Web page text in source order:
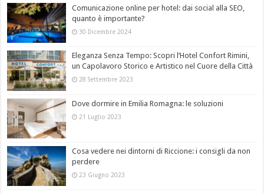
Comunicazione online per hotel: dai social alla SEO,
quanto è importante?
30 Dicembre 2024
Eleganza Senza Tempo: Scopri l’Hotel Confort Rimini,
un Capolavoro Storico e Artistico nel Cuore della Città
28 Settembre 2023
Dove dormire in Emilia Romagna: le soluzioni
21 Luglio 2023
Cosa vedere nei dintorni di Riccione: i consigli da non
perdere
23 Giugno 2023